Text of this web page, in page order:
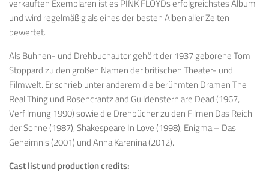
verkauften Exemplaren ist es PINK FLOYDs erfolgreichstes Album
und wird regelmäßig als eines der besten Alben aller Zeiten
bewertet.
Als Bühnen- und Drehbuchautor gehört der 1937 geborene Tom
Stoppard zu den großen Namen der britischen Theater- und
Filmwelt. Er schrieb unter anderem die berühmten Dramen The
Real Thing und Rosencrantz and Guildenstern are Dead (1967,
Verfilmung 1990) sowie die Drehbücher zu den Filmen Das Reich
der Sonne (1987), Shakespeare In Love (1998), Enigma – Das
Geheimnis (2001) und Anna Karenina (2012).
Cast list und production credits: